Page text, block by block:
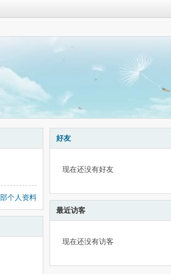
个人资料
好友
现在还没有好友
最近访客
现在还没有访客